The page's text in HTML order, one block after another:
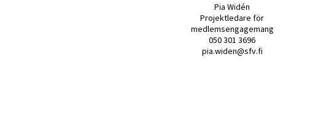
Pia Widén
Projektledare för
medlemsengagemang
050 301 3696
pia.widen@sfv.fi